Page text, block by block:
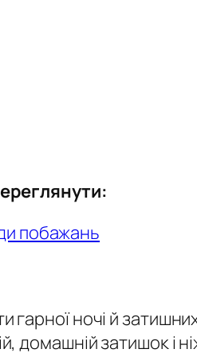
побажань
ночі й
домашній затишок і